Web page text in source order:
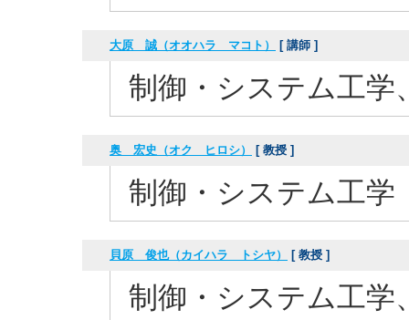
大原 誠（オオハラ マコト） [ 講師 ]
制御・システム工学
奥 宏史（オク ヒロシ） [ 教授 ]
制御・システム工学
貝原 俊也（カイハラ トシヤ） [ 教授 ]
制御・システム工学